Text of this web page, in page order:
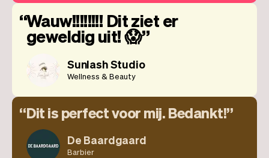
Wauw!!!!!!!! Dit ziet er
geweldig uit! 😱
Sunlash Studio
Wellness & Beauty
Dit is perfect voor mij. Bedankt!
De Baardgaard
Barbier